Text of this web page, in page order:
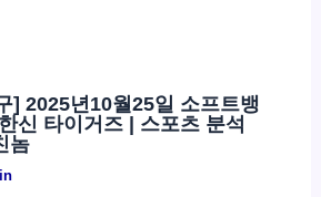
] 2025년10월25일 소프트뱅
신 타이거즈 | 스포츠 분석
놈